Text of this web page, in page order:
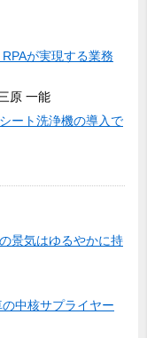
が実現する業務
原 一能
ート洗浄機の導入で
景気はゆるやかに持
中核サプライヤー